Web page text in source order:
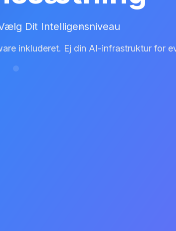
Dit Intelligensniveau
inkluderet. Ej din AI-infrastruktur for